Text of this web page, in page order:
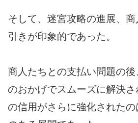
そして、迷宮攻略の進展、
引きが印象的であった。
商人たちとの支払い問題の
のおかげでスムーズに解決さ
の信用がさらに強化された